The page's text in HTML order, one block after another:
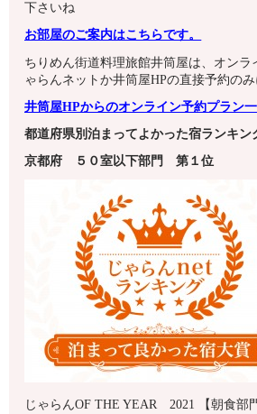
下さいね
お部屋のご案内はこちらです。
ちりめん街道料理旅館井筒屋は、オンラ
ゃらんネットか井筒屋HPの直接予約のみ
井筒屋HPからのオンライン予約プラン一
都道府県別泊まってよかった宿ランキン
京都府 ５０室以下部門 第１位
じゃらんOF THE YEAR 2021 【朝食部